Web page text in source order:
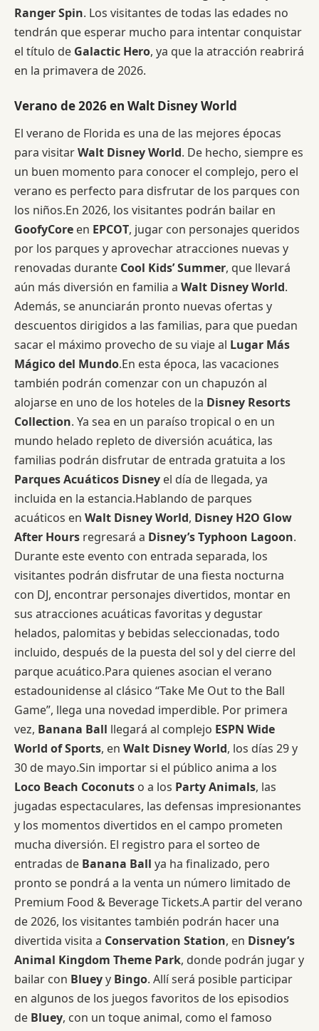
Ranger Spin. Los visitantes de todas las edades no
tendrán que esperar mucho para intentar conquistar
el título de Galactic Hero, ya que la atracción reabrirá
en la primavera de 2026.
Verano de 2026 en Walt Disney World
El verano de Florida es una de las mejores épocas
para visitarWalt Disney World. De hecho, siempre es
un buen momento para conocer el complejo, pero el
verano es perfecto para disfrutar de los parques con
los niños.En 2026, los visitantes podrán bailar en
GoofyCore en EPCOT, jugar con personajes queridos
por los parques y aprovechar atracciones nuevas y
renovadas durante Cool Kids’ Summer, que llevará
aún más diversión en familia a Walt Disney World.
Además, se anunciarán pronto nuevas ofertas y
descuentos dirigidos a las familias, para que puedan
sacar el máximo provecho de su viaje al Lugar Más
Mágico del Mundo.En esta época, las vacaciones
también podrán comenzar con un chapuzón al
alojarse en uno de los hoteles de la Disney Resorts
Collection. Ya sea en un paraíso tropical o en un
mundo helado repleto de diversión acuática, las
familias podrán disfrutar de entrada gratuita a los
Parques Acuáticos Disney el día de llegada, ya
incluida en la estancia.Hablando de parques
acuáticos en Walt Disney World, Disney H2O Glow
After Hours regresará a Disney’s Typhoon Lagoon.
Durante este evento con entrada separada, los
visitantes podrán disfrutar de una fiesta nocturna
con DJ, encontrar personajes divertidos, montar en
sus atracciones acuáticas favoritas y degustar
helados, palomitas y bebidas seleccionadas, todo
incluido, después de la puesta del sol y del cierre del
parque acuático.Para quienes asocian el verano
estadounidense al clásico “Take Me Out to the Ball
Game”, llega una novedad imperdible. Por primera
vez, Banana Ball llegará al complejo ESPN Wide
World of Sports, en Walt Disney World, los días 29 y
30 de mayo.Sin importar si el público anima a los
Loco Beach Coconuts o a los Party Animals, las
jugadas espectaculares, las defensas impresionantes
y los momentos divertidos en el campo prometen
mucha diversión. El registro para el sorteo de
entradas de Banana Ball ya ha finalizado, pero
pronto se pondrá a la venta un número limitado de
Premium Food & Beverage Tickets.A partir del verano
de 2026, los visitantes también podrán hacer una
divertida visita a Conservation Station, en Disney’s
Animal Kingdom Theme Park, donde podrán jugar y
bailar con Blueyy Bingo. Allí será posible participar
en algunos de los juegos favoritos de los episodios
de Bluey, con un toque animal, como el famoso